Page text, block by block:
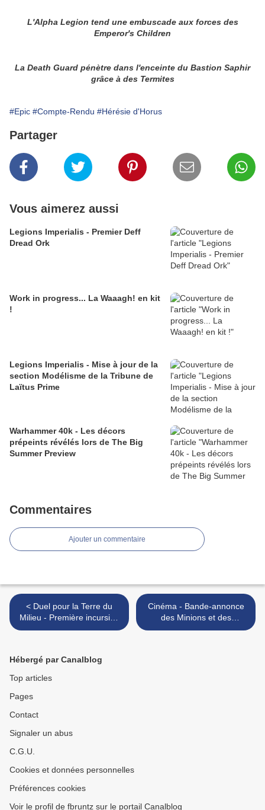
L'Alpha Legion tend une embuscade aux forces des
Emperor's Children
La Death Guard pénètre dans l'enceinte du Bastion Saphir
grâce à des Termites
#Epic #Compte-Rendu #Hérésie d'Horus
Partager
Vous aimerez aussi
Legions Imperialis - Premier Deff
Dread Ork
Work in progress... La Waaagh! en kit
!
Legions Imperialis - Mise à jour de la
section Modélisme de la Tribune de
Laïtus Prime
Warhammer 40k - Les décors
prépeints révélés lors de The Big
Summer Preview
Commentaires
Ajouter un commentaire
< Duel pour la Terre du
Milieu - Première incursion
en Terre du Milieu
Cinéma - Bande-annonce
des Minions et des
Monstres >
Hébergé par Canalblog
Top articles
Pages
Contact
Signaler un abus
C.G.U.
Cookies et données personnelles
Préférences cookies
Voir le profil de fbruntz sur le portail Canalblog